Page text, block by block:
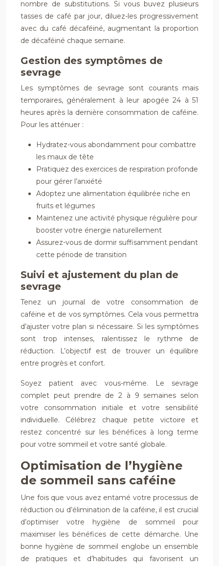
nombre de substitutions. Si vous buvez plusieurs
tasses de café par jour, diluez-les progressivement
avec du café décaféiné, augmentant la proportion
de décaféiné chaque semaine.
Gestion des symptômes de
sevrage
Les symptômes de sevrage sont courants mais
temporaires, généralement à leur apogée 24 à 51
heures après la dernière consommation de caféine.
Pour les atténuer :
Hydratez-vous abondamment pour combattre
les maux de tête
Pratiquez des exercices de respiration profonde
pour gérer l’anxiété
Adoptez une alimentation équilibrée riche en
fruits et légumes
Maintenez une activité physique régulière pour
booster votre énergie naturellement
Assurez-vous de dormir suffisamment pendant
cette période de transition
Suivi et ajustement du plan de
sevrage
Tenez un journal de votre consommation de
caféine et de vos symptômes. Cela vous permettra
d’ajuster votre plan si nécessaire. Si les symptômes
sont trop intenses, ralentissez le rythme de
réduction. L’objectif est de trouver un équilibre
entre progrès et confort.
Soyez patient avec vous-même. Le sevrage
complet peut prendre de 2 à 9 semaines selon
votre consommation initiale et votre sensibilité
individuelle. Célébrez chaque petite victoire et
restez concentré sur les bénéfices à long terme
pour votre sommeil et votre santé globale.
Optimisation de l’hygiène
de sommeil sans caféine
Une fois que vous avez entamé votre processus de
réduction ou d’élimination de la caféine, il est crucial
d’optimiser votre hygiène de sommeil pour
maximiser les bénéfices de cette démarche. Une
bonne hygiène de sommeil englobe un ensemble
de pratiques et d’habitudes qui favorisent un